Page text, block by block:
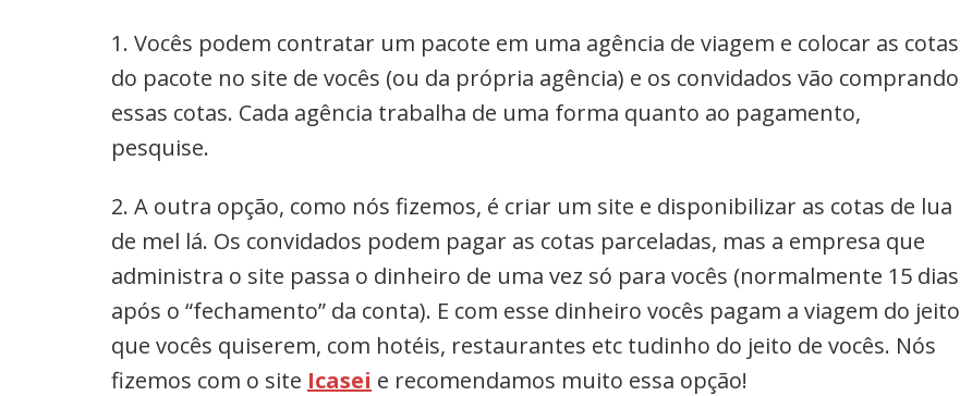
1. Vocês podem contratar um pacote em uma agência de viagem e colocar as cotas
do pacote no site de vocês (ou da própria agência) e os convidados vão comprando
essas cotas. Cada agência trabalha de uma forma quanto ao pagamento,
pesquise.
2. A outra opção, como nós fizemos, é criar um site e disponibilizar as cotas de lua
de mel lá. Os convidados podem pagar as cotas parceladas, mas a empresa que
administra o site passa o dinheiro de uma vez só para vocês (normalmente 15 dias
após o “fechamento” da conta). E com esse dinheiro vocês pagam a viagem do jeito
que vocês quiserem, com hotéis, restaurantes etc tudinho do jeito de vocês. Nós
fizemos com o site Icasei e recomendamos muito essa opção!